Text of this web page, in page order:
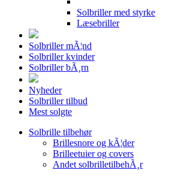
Solbriller med styrke
Læsebriller
Solbriller mÃ¦nd
Solbriller kvinder
Solbriller bÃ¸rn
Nyheder
Solbriller tilbud
Mest solgte
Solbrille tilbehør
Brillesnore og kÃ¦der
Brilleetuier og covers
Andet solbrilletilbehÃ¸r